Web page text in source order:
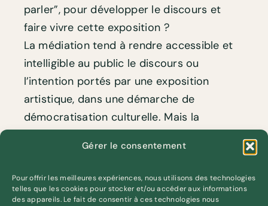
Gérer le consentement
Pour offrir les meilleures expériences, nous utilisons des technologies
telles que les cookies pour stocker et/ou accéder aux informations
des appareils. Le fait de consentir à ces technologies nous
parler”, pour développer le discours et
faire vivre cette exposition ?
La médiation tend à rendre accessible et
intelligible au public le discours ou
l’intention portés par une exposition
artistique, dans une démarche de
démocratisation culturelle. Mais la
sens, pour l’artiste, à récolter les
sont perçues ses oeuvres. Ainsi, à travers